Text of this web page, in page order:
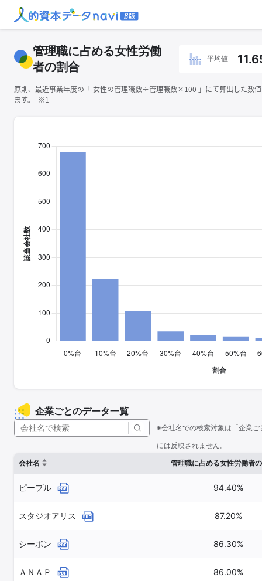
管理職に占める女性労働
者の割合
平均値
原則、最近事業年度の「 ⼥性の管理職数÷管理職数×100 」にて算出した数
ます。 ※1
企業ごとのデータ一覧
※会社名での検索対象は「企業
には反映されません。
会社名
管理職に占める女性労働者
ピープル 94.40%
スタジオアリス 87.20%
シーボン 86.30%
ＡＮＡＰ 86.00%